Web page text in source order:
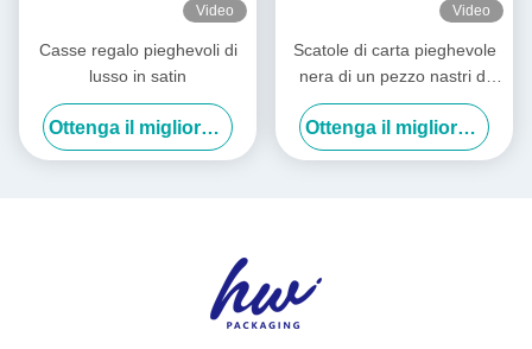
Video
Casse regalo pieghevoli di
lusso in satin
Ottenga il migliore prezzo
Video
Scatole di carta pieghevole
nera di un pezzo nastri di
raso Scatole pieghevoli
bianche di lussoOttenga il migliore prezzo